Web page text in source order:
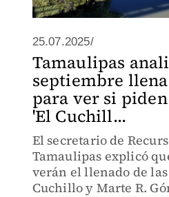
25.07.2025/
Tamaulipas
septiembre
para ver si
'El Cuchill...
El secretario de
Tamaulipas explicó
verán el llenado de
Cuchillo y Marte R. Gómez y a partir de